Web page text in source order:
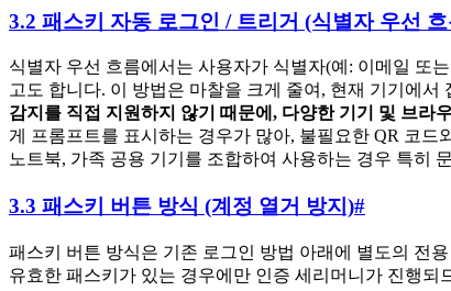
3.2 패스키 자동 로그인 / 트리거 (식별자 우선
식별자 우선 흐름에서는 사용자가 식별자(예: 이메일 또
고도 합니다. 이 방법은 마찰을 크게 줄여, 현재 기기에
감지를 직접 지원하지 않기 때문에, 다양한 기기 및 브라
게 프롬프트를 표시하는 경우가 많아, 불필요한 QR 코
노트북, 가족 공용 기기를 조합하여 사용하는 경우 특히
3.3 패스키 버튼 방식 (계정 열거 방지)#
패스키 버튼 방식은 기존 로그인 방법 아래에 별도의 전
유효한 패스키가 있는 경우에만 인증 세리머니가 진행